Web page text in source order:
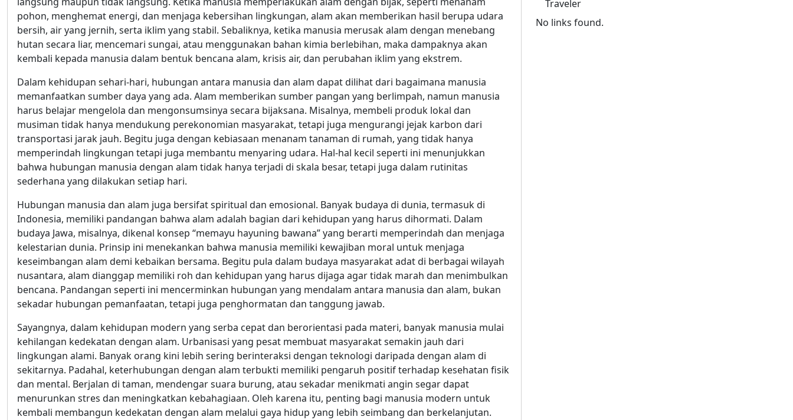
pohon, menghemat energi, dan menjaga kebersihan lingkungan, alam akan memberikan hasil berupa udara
bersih, air yang jernih, serta iklim yang stabil. Sebaliknya, ketika manusia merusak alam dengan menebang
hutan secara liar, mencemari sungai, atau menggunakan bahan kimia berlebihan, maka dampaknya akan
kembali kepada manusia dalam bentuk bencana alam, krisis air, dan perubahan iklim yang ekstrem.
Dalam kehidupan sehari-hari, hubungan antara manusia dan alam dapat dilihat dari bagaimana manusia
memanfaatkan sumber daya yang ada. Alam memberikan sumber pangan yang berlimpah, namun manusia
harus belajar mengelola dan mengonsumsinya secara bijaksana. Misalnya, membeli produk lokal dan
musiman tidak hanya mendukung perekonomian masyarakat, tetapi juga mengurangi jejak karbon dari
transportasi jarak jauh. Begitu juga dengan kebiasaan menanam tanaman di rumah, yang tidak hanya
memperindah lingkungan tetapi juga membantu menyaring udara. Hal-hal kecil seperti ini menunjukkan
bahwa hubungan manusia dengan alam tidak hanya terjadi di skala besar, tetapi juga dalam rutinitas
sederhana yang dilakukan setiap hari.
Hubungan manusia dan alam juga bersifat spiritual dan emosional. Banyak budaya di dunia, termasuk di
Indonesia, memiliki pandangan bahwa alam adalah bagian dari kehidupan yang harus dihormati. Dalam
budaya Jawa, misalnya, dikenal konsep “memayu hayuning bawana” yang berarti memperindah dan menjaga
kelestarian dunia. Prinsip ini menekankan bahwa manusia memiliki kewajiban moral untuk menjaga
keseimbangan alam demi kebaikan bersama. Begitu pula dalam budaya masyarakat adat di berbagai wilayah
nusantara, alam dianggap memiliki roh dan kehidupan yang harus dijaga agar tidak marah dan menimbulkan
bencana. Pandangan seperti ini mencerminkan hubungan yang mendalam antara manusia dan alam, bukan
sekadar hubungan pemanfaatan, tetapi juga penghormatan dan tanggung jawab.
Sayangnya, dalam kehidupan modern yang serba cepat dan berorientasi pada materi, banyak manusia mulai
kehilangan kedekatan dengan alam. Urbanisasi yang pesat membuat masyarakat semakin jauh dari
lingkungan alami. Banyak orang kini lebih sering berinteraksi dengan teknologi daripada dengan alam di
sekitarnya. Padahal, keterhubungan dengan alam terbukti memiliki pengaruh positif terhadap kesehatan fisik
dan mental. Berjalan di taman, mendengar suara burung, atau sekadar menikmati angin segar dapat
menurunkan stres dan meningkatkan kebahagiaan. Oleh karena itu, penting bagi manusia modern untuk
kembali membangun kedekatan dengan alam melalui gaya hidup yang lebih seimbang dan berkelanjutan.
Traveler
No links found.